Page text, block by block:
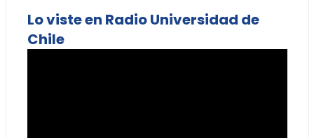
Lo viste en Radio Universidad de
Chile